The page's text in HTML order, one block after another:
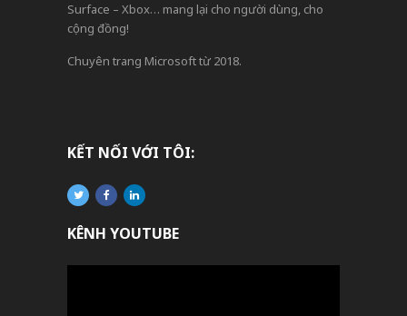
Surface – Xbox… mang lại cho người dùng, cho
cộng đồng!
Chuyên trang Microsoft từ 2018.
KẾT NỐI VỚI TÔI:
KÊNH YOUTUBE